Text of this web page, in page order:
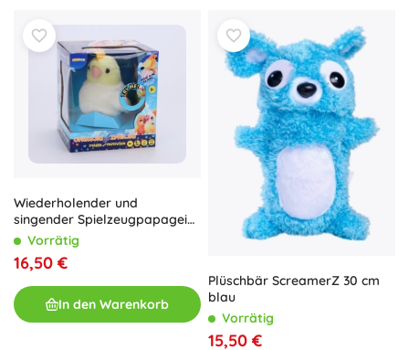
Wiederholender und
singender Spielzeugpapagei
STEPPOS
Vorrätig
16,50 €
In den Warenkorb
Plüschbär ScreamerZ 30 cm
blau
Vorrätig
15,50 €